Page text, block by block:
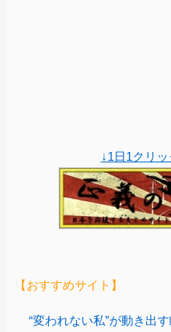
↓1日1クリ
【おすすめサイト】
“変われない私”が動き出